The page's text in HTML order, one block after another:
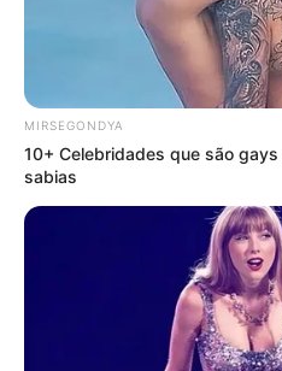
FNS liberaráR$
agentes de saúde de todo o
MIRSEGONDYA
10+ Celebridades que são
sabias